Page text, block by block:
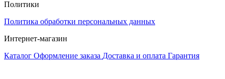
Политики
Политика обработки персональных данных
Интернет-магазин
Каталог Оформление заказа Доставка и оплата Гарантия